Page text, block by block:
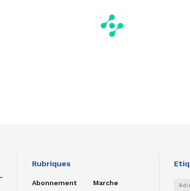
Rubriques
Abonnement
Marche